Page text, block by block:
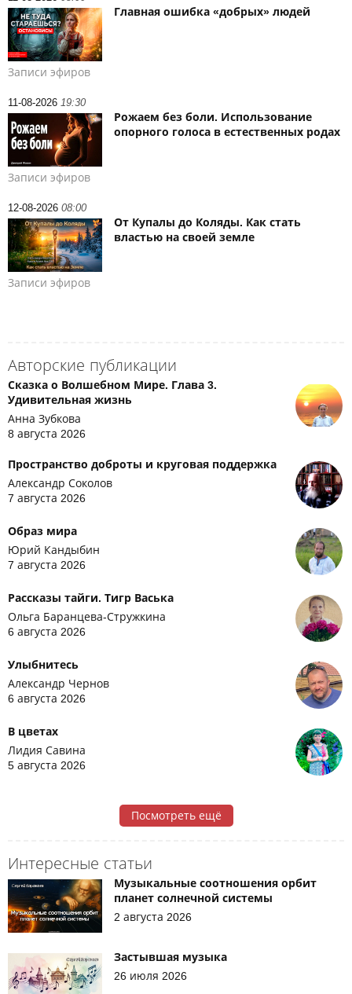
Главная ошибка «добрых» людей
Записи эфиров
11-08-2026 19:30
Рожаем без боли. Использование
опорного голоса в естественных родах
Записи эфиров
12-08-2026 08:00
От Купалы до Коляды. Как стать
властью на своей земле
Записи эфиров
Авторские публикации
Сказка о Волшебном Мире. Глава 3.
Удивительная жизнь
Анна Зубкова
8 августа 2026
Пространство доброты и круговая поддержка
Александр Соколов
7 августа 2026
Образ мира
Юрий Кандыбин
7 августа 2026
Рассказы тайги. Тигр Васька
Ольга Баранцева-Стружкина
6 августа 2026
Улыбнитесь
Александр Чернов
6 августа 2026
В цветах
Лидия Савина
5 августа 2026
Посмотреть ещё
Интересные статьи
Музыкальные соотношения орбит
планет солнечной системы
2 августа 2026
Застывшая музыка
26 июля 2026